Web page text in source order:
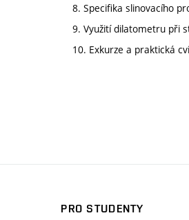
8. Specifika slinovacího
9. Využití dilatometru při
10. Exkurze a praktická
PRO STUDENTY